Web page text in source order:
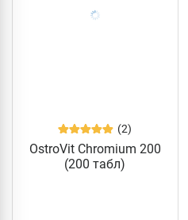
(2)
OstroVit Chromium 200
(200 табл)